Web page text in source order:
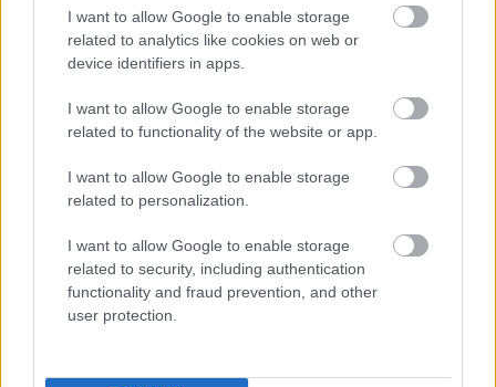
I want to allow Google to enable storage
related to analytics like cookies on web or
device identifiers in apps.
I want to allow Google to enable storage
related to functionality of the website or app.
I want to allow Google to enable storage
related to personalization.
I want to allow Google to enable storage
related to security, including authentication
functionality and fraud prevention, and other
user protection.
«Μου χρωστάς έναν Αύγουστο»: Όλοι μιλούν για τη
φράση που έγινε τραγούδι, κανείς δεν ξέρει από
Έλληνες να απορούν
Αποστολία Ζώη: Ποζάρει στην παραλία και
εντυπωσιάζει με το καλλίγραμμο σώμα της